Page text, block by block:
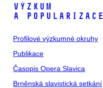
Výzkum
a popularizace
Profilové výzkumné okruhy
Publikace
Časopis Opera Slavica
Brněnská slavistická setkání